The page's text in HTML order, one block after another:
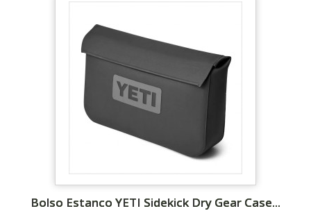
Bolso Estanco YETI Sidekick Dry Gear Case...